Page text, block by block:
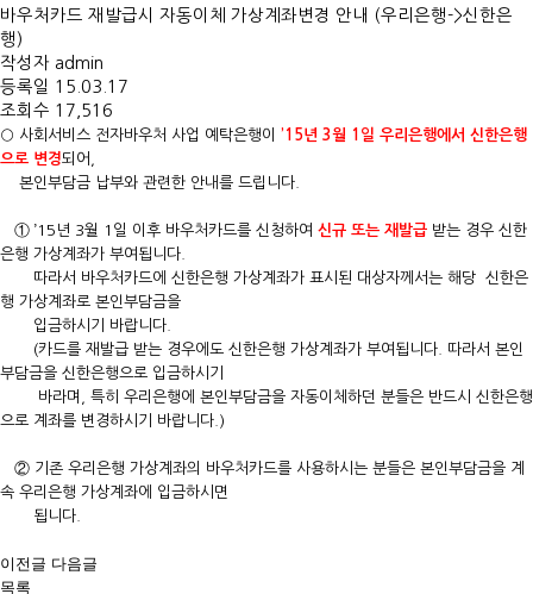
바우처카드 재발급시 자동이체 가상계좌변경 안내 (우리은행->신한은
행)
작성자 admin
등록일 15.03.17
조회수 17,516
○ 사회서비스 전자바우처 사업 예탁은행이
’15년 3월 1일 우리은행에서 신한은행
으로 변경되어
본인부담금 납부와 관련한 안내를 드립니다.
① ’15년 3월 1일 이후 바우처카드를 신청하여 신규 또는 재발급 받는 경우 신한
은행 가상계좌가 부여됩니다.
따라서 바우처카드에 신한은행 가상계좌가 표시된 대상자께서는 해당 신한은
행 가상계좌로 본인부담금을
입금하시기 바랍니다.
(카드를 재발급 받는 경우에도 신한은행 가상계좌가 부여됩니다. 따라서 본인
부담금을 신한은행으로 입금하시기
바라며, 특히 우리은행에 본인부담금을 자동이체하던 분들은 반드시 신한은행
으로 계좌를 변경하시기 바랍니다.)
② 기존 우리은행 가상계좌의 바우처카드를 사용하시는 분들은 본인부담금을 계
속 우리은행 가상계좌에 입금하시면
됩니다.
이전글 다음글
목록